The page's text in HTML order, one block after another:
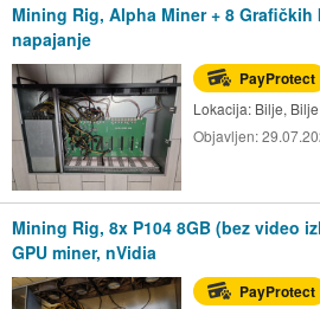
Mining Rig, Alpha Miner + 8 Grafičkih
napajanje
PayProtect
Lokacija: Bilje, Bilje
Objavljen:
Mining Rig, 8x P104 8GB (bez video
GPU miner, nVidia
PayProtect